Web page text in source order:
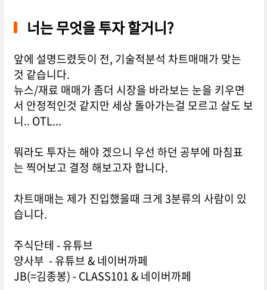
너는 무엇을 투자 할거니?
앞에 설명드렸듯이 전, 기술적분석 차트매매가 맞는
것 같습니다.
뉴스/재료 매매가 좀더 시장을 바라보는 눈을 키우면
서 안정적인것 같지만 세상 돌아가는걸 모르고 살도 보
니.. OTL...
뭐라도 투자는 해야 겠으니 우선 하던 공부에 마침표
는 찍어보고 결정 해보고자 합니다.
차트매매는 제가 진입했을때 크게 3분류의 사람이 있
습니다.
주식단테 - 유튜브
양사부 - 유튜브 & 네이버까페
JB(=김종봉) - CLASS101 & 네이버까페